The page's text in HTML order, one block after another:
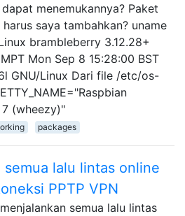
menemukannya? Paket
saya tambahkan? uname
brambleberry 3.12.28+
Mon Sep 8 15:28:00 BST
GNU/Linux Dari file /etc/os-
(wheezy)"
packages
semua lalu lintas online
PPTP VPN
semua lalu lintas